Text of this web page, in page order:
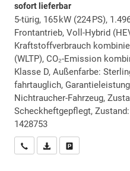
sofort lieferbar
5-türig, 165 kW (224 PS),
Frontantrieb, Voll-Hybrid
Kraftstoffverbrauch
(WLTP), CO₂-Emission
Klasse D, Außenfarbe:
fahrtauglich,
Nichtraucher-Fahrzeug,
Scheckheftgepflegt,
1428753
Wir rufen Sie an
PDF-Datei,